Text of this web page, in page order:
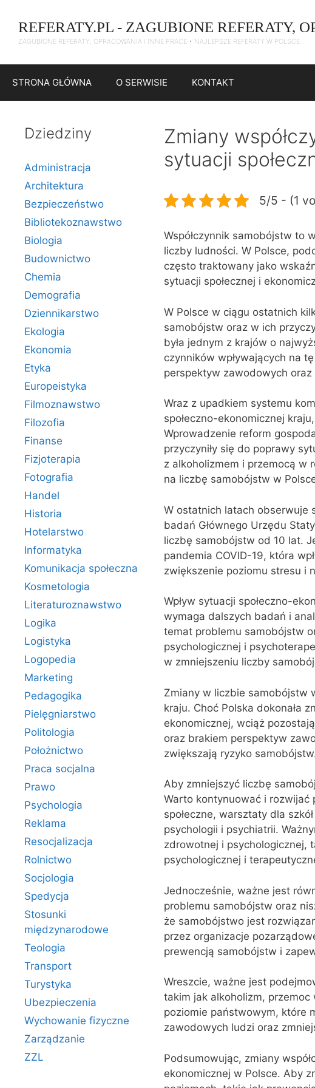
treści
REFERATY.PL - ZAGUBIONE REFERATY,
ZAGUBIONE REFERATY, OPRACOWANIA I INNE PRACE • NAJLEPSZE REFERATY W POLSCE
STRONA GŁÓWNA O SERWISIE KONTAKT
Zmiany
sytuacji
5/5 - (1
Współczynnik samobójstw to
liczby ludności. W Polsce,
często traktowany jako
sytuacji społecznej i
W Polsce w ciągu ostatnich
samobójstw oraz w ich
była jednym z krajów o
czynników wpływających na
perspektyw zawodowych
Wraz z upadkiem systemu
społeczno-ekonomicznej
Wprowadzenie reform
przyczyniły się do poprawy
z alkoholizmem i przemocą w
na liczbę samobójstw w
W ostatnich latach obserwuje
badań Głównego Urzędu
liczbę samobójstw od 10 lat.
pandemia COVID-19, która
zwiększenie poziomu stresu i
Wpływ sytuacji społeczno-
wymaga dalszych badań i
temat problemu samobójstw
psychologicznej i
w zmniejszeniu liczby
Zmiany w liczbie samobójstw
kraju. Choć Polska dokonała
ekonomicznej, wciąż
oraz brakiem perspektyw
zwiększają ryzyko
Aby zmniejszyć liczbę
Warto kontynuować i rozwijać
społeczne, warsztaty dla
psychologii i psychiatrii.
zdrowotnej i psychologicznej,
psychologicznej i
Jednocześnie, ważne jest
problemu samobójstw oraz
że samobójstwo jest
przez organizacje
prewencją samobójstw i
Wreszcie, ważne jest
takim jak alkoholizm, przemoc
poziomie państwowym, które
zawodowych ludzi oraz
Podsumowując, zmiany
ekonomicznej w Polsce. Aby
Dziedziny
Administracja
Architektura
Bezpieczeństwo
Bibliotekoznawstwo
Biologia
Budownictwo
Chemia
Demografia
Dziennikarstwo
Ekologia
Ekonomia
Etyka
Europeistyka
Filmoznawstwo
Filozofia
Finanse
Fizjoterapia
Fotografia
Handel
Historia
Hotelarstwo
Informatyka
Komunikacja społeczna
Kosmetologia
Literaturoznawstwo
Logika
Logistyka
Logopedia
Marketing
Pedagogika
Pielęgniarstwo
Politologia
Położnictwo
Praca socjalna
Prawo
Psychologia
Reklama
Resocjalizacja
Rolnictwo
Socjologia
Spedycja
Stosunki
międzynarodowe
Teologia
Transport
Turystyka
Ubezpieczenia
Wychowanie fizyczne
Zarządzanie
ZZL